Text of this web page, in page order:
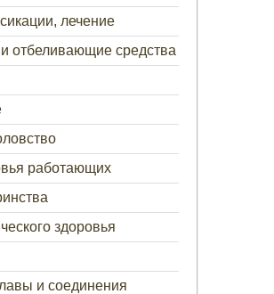
лечение
отбеливающие средства
работающих
здоровья
и соединения